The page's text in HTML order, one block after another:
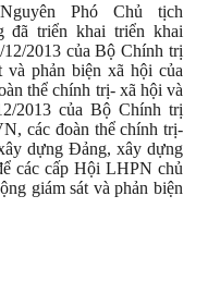
Phó Chủ tịch
đã triển khai triển khai
2013 của Bộ Chính trị
và phản biện xã hội của
thể chính trị- xã hội và
2013 của Bộ Chính trị
các đoàn thể chính trị-
dựng Đảng, xây dựng
các cấp Hội LHPN chủ
giám sát và phản biện